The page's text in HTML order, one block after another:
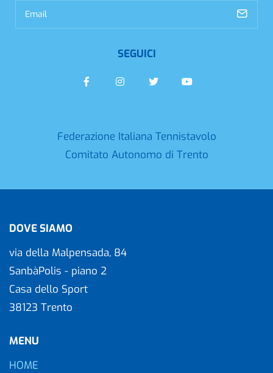
Federazione Italiana Tennistavolo
Comitato Autonomo di Trento
SEGUICI
DOVE SIAMO
via della Malpensada, 84
SanbàPolis - piano 2
Casa dello Sport
38123 Trento
MENU
HOME